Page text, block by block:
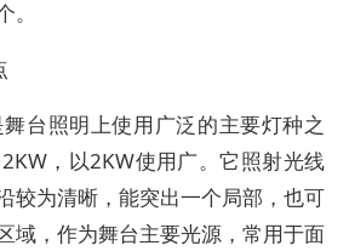
台照明上使用广泛的主要灯种之
，以2KW使用广。它照射光线
较为清晰，能突出一个局部，也可
域，作为舞台主要光源，常用于面